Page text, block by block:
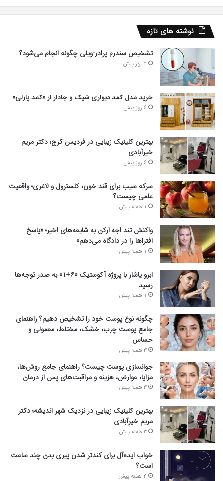
نوشته های تازه
تشخیص سندرم پرادر-ویلی چگونه انجام می‌شود؟
5 روز پیش
خرید مدل کمد دیواری شیک و جادار از «کمد پازلی»
6 روز پیش
بهترین کلینیک زیبایی در فردیس کرج؛ دکتر مریم
خیرآبادی
6 روز پیش
سرکه سیب برای قند خون، کلسترول و لاغری؛ واقعیت
علمی چیست؟
1 هفته پیش
واکنش تند اجه ارکن به شایعه‌های اخیر؛ «پاسخ
افتراها را در دادگاه می‌دهم»
1 هفته پیش
ابرو یاشار با پروژه آکوستیک «۶+۱» به صدر توجه‌ها
رسید
1 هفته پیش
چگونه نوع پوست خود را تشخیص دهیم؟ راهنمای
جامع پوست چرب، خشک، مختلط، معمولی و
حساس
3 هفته پیش
جوانسازی پوست چیست؟ راهنمای جامع روش‌ها،
مزایا، عوارض، هزینه و مراقبت‌های پس از درمان
3 هفته پیش
بهترین کلینیک زیبایی در نزدیک شهر اندیشه؛ دکتر
مریم خیرآبادی
3 هفته پیش
خواب ایده‌آل برای کندتر شدن پیری بدن چند ساعت
است؟
4 هفته پیش